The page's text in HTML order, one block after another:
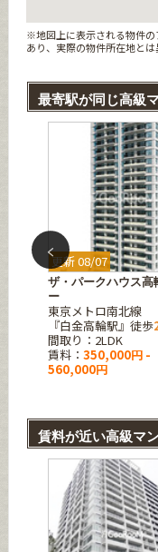
※地図上に表示される物件の
あり、実際の物件所在地とは
最寄駅が同じ高級
更新 08/07
ザ・パークハウス高
ー
東京メトロ南北線
『白金高輪駅』徒歩
間取り：2LDK
賃料：350,000円 -
560,000円
賃料が近い高級マ